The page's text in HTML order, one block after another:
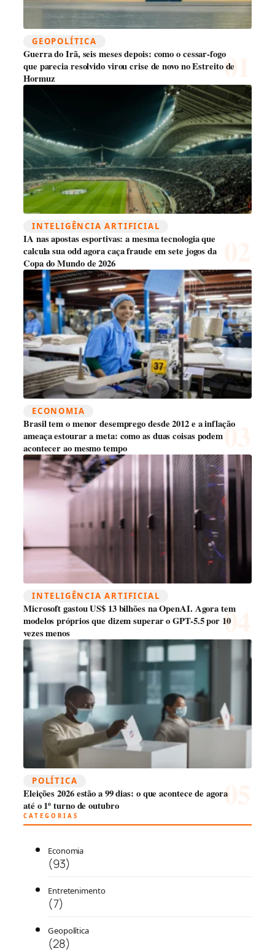
GEOPOLÍTICA
Guerra do Irã, seis meses depois: como o cessar-fogo
que parecia resolvido virou crise de novo no Estreito de
Hormuz
INTELIGÊNCIA ARTIFICIAL
IA nas apostas esportivas: a mesma tecnologia que
calcula sua odd agora caça fraude em sete jogos da
Copa do Mundo de 2026
ECONOMIA
Brasil tem o menor desemprego desde 2012 e a inflação
ameaça estourar a meta: como as duas coisas podem
acontecer ao mesmo tempo
INTELIGÊNCIA ARTIFICIAL
Microsoft gastou US$ 13 bilhões na OpenAI. Agora tem
modelos próprios que dizem superar o GPT-5.5 por 10
vezes menos
POLÍTICA
Eleições 2026 estão a 99 dias: o que acontece de agora
até o 1º turno de outubro
CATEGORIAS
Economia
(93)
Entretenimento
(7)
Geopolítica
(28)